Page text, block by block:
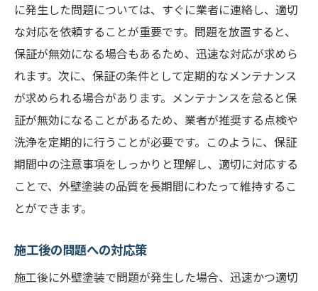
に発生した問題については、すぐに業者に連絡し、適切
な対応を依頼することが重要です。問題を放置すると、
保証が無効になる場合もあるため、迅速な対応が求めら
れます。次に、保証の条件として定期的なメンテナンス
が求められる場合があります。メンテナンスを怠ると保
証が無効になることがあるため、業者が推奨する点検や
洗浄を定期的に行うことが必要です。このように、保証
期間中の注意事項をしっかりと理解し、適切に対応する
ことで、外壁塗装の品質を長期間にわたって維持するこ
とができます。
施工後の問題への対応策
施工後に外壁塗装で問題が発生した場合、迅速かつ適切